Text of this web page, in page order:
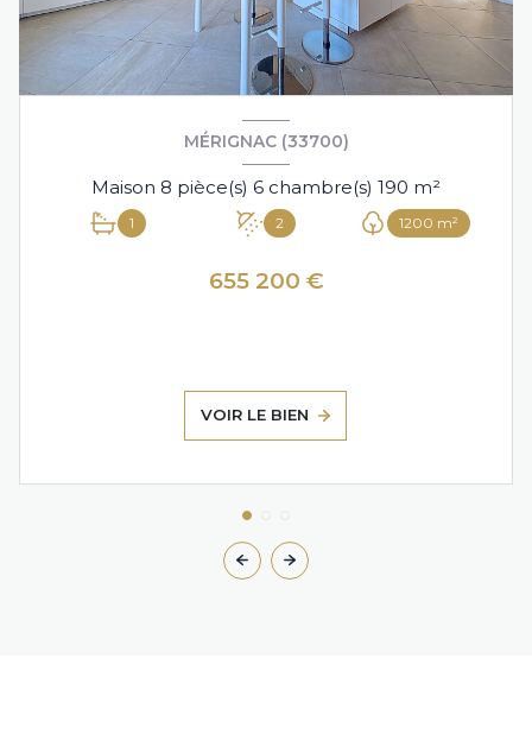
MÉRIGNAC (33700)
Maison 8 pièce(s) 6 chambre(s) 190 m²
1 2 1200 m²
655 200 €
VOIR LE BIEN